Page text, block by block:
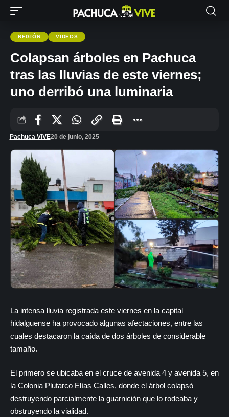
REGIÓN VIDEOS
Colapsan árboles en Pachuca
tras las lluvias de este viernes;
uno derribó una luminaria
Pachuca VIVE20 de junio, 2025
La intensa lluvia registrada este viernes en la capital
hidalguense ha provocado algunas afectaciones, entre las
cuales destacaron la caída de dos árboles de considerable
tamaño.
El primero se ubicaba en el cruce de avenida 4 y avenida 5, en
la Colonia Plutarco Elías Calles, donde el árbol colapsó
destruyendo parcialmente la guarnición que lo rodeaba y
obstruyendo la vialidad.